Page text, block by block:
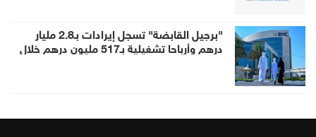
"برجيل القابضة" تسجل إيرادات بـ2.8 مليار
درهم وأرباحا تشغيلية بـ517 مليون درهم خلال
النصف الأول